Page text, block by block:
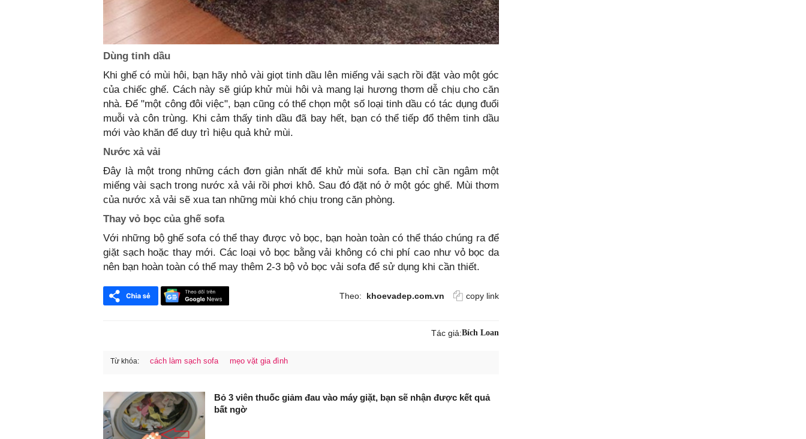
Dùng tinh dầu
Khi ghế có mùi hôi, bạn hãy nhỏ vài giọt tinh dầu lên miếng vải sạch rồi đặt vào một góc
của chiếc ghế. Cách này sẽ giúp khử mùi hôi và mang lại hương thơm dễ chịu cho căn
nhà. Để "một công đôi việc", bạn cũng có thể chọn một số loại tinh dầu có tác dụng đuổi
muỗi và côn trùng. Khi cảm thấy tinh dầu đã bay hết, bạn có thể tiếp đổ thêm tinh dầu
mới vào khăn để duy trì hiệu quả khử mùi.
Nước xả vải
Đây là một trong những cách đơn giản nhất để khử mùi sofa. Bạn chỉ cần ngâm một
miếng vài sạch trong nước xả vải rồi phơi khô. Sau đó đặt nó ở một góc ghế. Mùi thơm
của nước xả vải sẽ xua tan những mùi khó chịu trong căn phòng.
Thay vỏ bọc của ghế sofa
Với những bộ ghế sofa có thể thay được vỏ bọc, bạn hoàn toàn có thể tháo chúng ra để
giặt sạch hoặc thay mới. Các loại vỏ bọc bằng vải không có chi phí cao như vỏ bọc da
nên bạn hoàn toàn có thể may thêm 2-3 bộ vỏ bọc vải sofa để sử dụng khi cần thiết.
Theo: khoevadep.com.vn copy link
Tác giả:Bích Loan
Từ khóa: cách làm sạch sofa mẹo vặt gia đình
Bỏ 3 viên thuốc giảm đau vào máy giặt, bạn sẽ nhận được kết quả
bất ngờ